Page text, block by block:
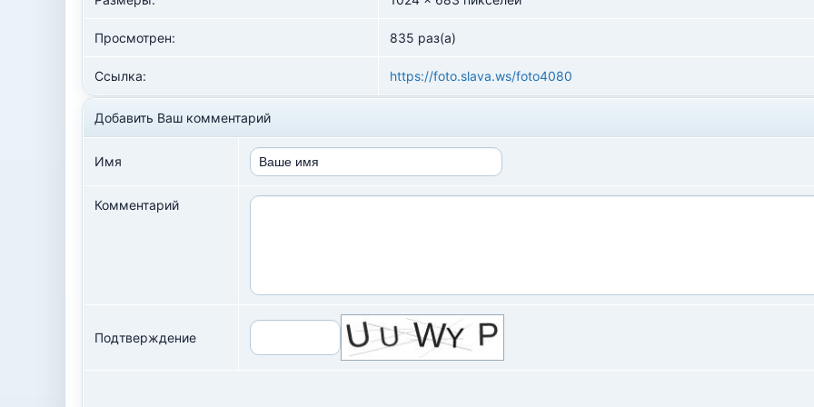
Просмотрен: 835 раз(а)
Ссылка: https://foto.slava.ws/foto4080
Добавить Ваш комментарий
Имя
Комментарий
Подтверждение